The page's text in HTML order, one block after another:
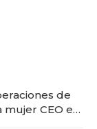
de
mujer CEO en